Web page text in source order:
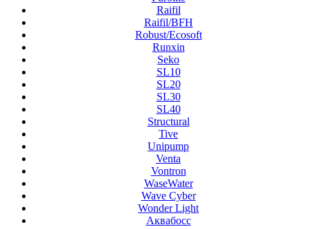
Raifil
Raifil/BFH
Robust/Ecosoft
Runxin
Seko
SL10
SL20
SL30
SL40
Structural
Tive
Unipump
Venta
Vontron
WaseWater
Wave Cyber
Wonder Light
Аквабосс